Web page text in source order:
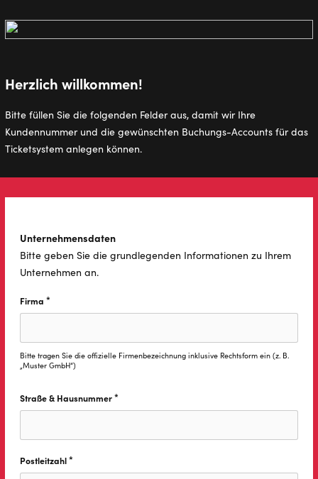
zum
Inhalt
Herzlich willkommen!
Bitte füllen Sie die folgenden Felder aus, damit wir Ihre
Kundennummer und die gewünschten Buchungs-Accounts für das
Ticketsystem anlegen können.
Unternehmensdaten
Bitte geben Sie die grundlegenden Informationen zu Ihrem
Unternehmen an.
Firma *
Bitte tragen Sie die offizielle Firmenbezeichnung inklusive Rechtsform ein (z. B.
„Muster GmbH“)
Straße & Hausnummer*
Postleitzahl*